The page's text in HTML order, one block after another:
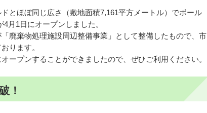
とほぼ同じ広さ（敷地面積7,161平方メートル）でボール
4月1日にオープンしました。
廃棄物処理施設周辺整備事業」として整備したもので、市
ります。
ープンすることができましたので、ぜひご利用ください。
！